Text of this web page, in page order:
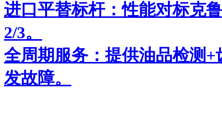
进口平替标杆：性能对标克
2/3。
全周期服务：提供油品检测
发故障。